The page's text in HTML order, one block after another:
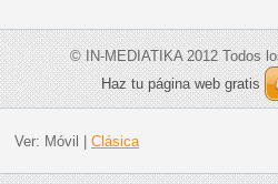
© IN-MEDIATIKA 2012 Todos
Haz tu página web gratis
Ver: Móvil Clásica